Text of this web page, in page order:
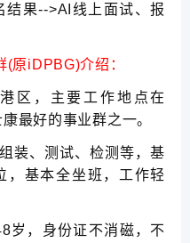
结果-->AI线上面试、报
原iDPBG)介绍：
区，主要工作地点在
最好的事业群之一。
装、测试、检测等，基
，基本全坐班，工作轻
岁，身份证不消磁，不